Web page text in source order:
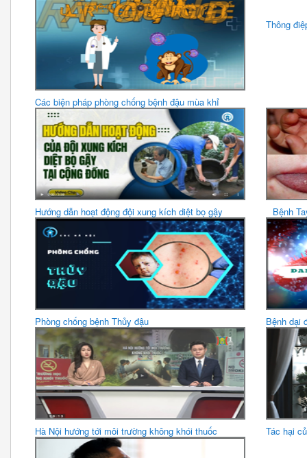
Các biện pháp phòng chống bệnh đậu mùa khỉ
Thông
Hướng dẫn hoạt động đội xung kích diệt bọ gậy Bệnh
Phòng chống bệnh Thủy đậu Bệnh dại
Hà Nội hướng tới môi trường không khói thuốc Tác hại